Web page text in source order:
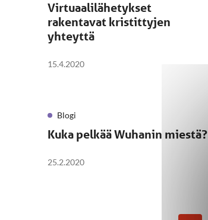
Virtuaalilähetykset
rakentavat kristittyjen
yhteyttä
15.4.2020
Blogi
Kuka pelkää Wuhanin miestä?
25.2.2020